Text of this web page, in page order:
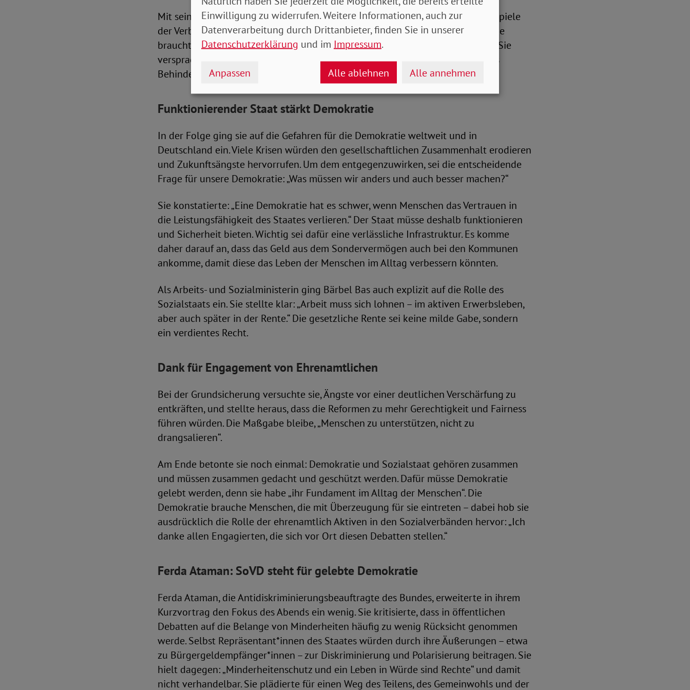
Mit seinem Einsatz gegen Diskriminierung und für eine gerechte Gesellschaft spiele
der Verband eine große Rolle in der Demokratie. Dabei betonte sie: „Demokratie
braucht Inklusion, und Demokratie braucht Demokratinnen und Demokraten.“ Sie
versprach in diesem Zusammenhang, sich weiter für eine wirksame Reform des
Behindertengleichstellungsgesetzes einzusetzen.
Funktionierender Staat stärkt Demokratie
In der Folge ging sie auf die Gefahren für die Demokratie weltweit und in
Deutschland ein. Viele Krisen würden den gesellschaftlichen Zusammenhalt erodieren
und Zukunftsängste hervorrufen. Um dem entgegenzuwirken, sei die entscheidende
Frage für unsere Demokratie: „Was müssen wir anders und auch besser machen?“
Sie konstatierte: „Eine Demokratie hat es schwer, wenn Menschen das Vertrauen in
die Leistungsfähigkeit des Staates verlieren.“ Der Staat müsse deshalb funktionieren
und Sicherheit bieten. Wichtig sei dafür eine verlässliche Infrastruktur. Es komme
daher darauf an, dass das Geld aus dem Sondervermögen auch bei den Kommunen
ankomme, damit diese das Leben der Menschen im Alltag verbessern könnten.
Als Arbeits- und Sozialministerin ging Bärbel Bas auch explizit auf die Rolle des
Sozialstaats ein. Sie stellte klar: „Arbeit muss sich lohnen – im aktiven Erwerbsleben,
aber auch später in der Rente.“ Die gesetzliche Rente sei keine milde Gabe, sondern
ein verdientes Recht.
Dank für Engagement von Ehrenamtlichen
Bei der Grundsicherung versuchte sie, Ängste vor einer deutlichen Verschärfung zu
entkräften, und stellte heraus, dass die Reformen zu mehr Gerechtigkeit und Fairness
führen würden. Die Maßgabe bleibe, „Menschen zu unterstützen, nicht zu
drangsalieren“.
Am Ende betonte sie noch einmal: Demokratie und Sozialstaat gehören zusammen
und müssen zusammen gedacht und geschützt werden. Dafür müsse Demokratie
gelebt werden, denn sie habe „ihr Fundament im Alltag der Menschen“. Die
Demokratie brauche Menschen, die mit Überzeugung für sie eintreten – dabei hob sie
ausdrücklich die Rolle der ehrenamtlich Aktiven in den Sozialverbänden hervor: „Ich
danke allen Engagierten, die sich vor Ort diesen Debatten stellen.“
Ferda Ataman: SoVD steht für gelebte Demokratie
Ferda Ataman, die Antidiskriminierungsbeauftragte des Bundes, erweiterte in ihrem
Kurzvortrag den Fokus des Abends ein wenig. Sie kritisierte, dass in öffentlichen
Debatten auf die Belange von Minderheiten häufig zu wenig Rücksicht genommen
werde. Selbst Repräsentant*innen des Staates würden durch ihre Äußerungen – etwa
zu Bürgergeldempfänger*innen – zur Diskriminierung und Polarisierung beitragen. Sie
hielt dagegen: „Minderheitenschutz und ein Leben in Würde sind Rechte“ und damit
nicht verhandelbar. Sie plädierte für einen Weg des Teilens, des Gemeinwohls und der
Einwilligung zu widerrufen. Weitere Informationen, auch zur
Datenverarbeitung durch Drittanbieter, finden Sie in unserer
Datenschutzerklärung und im Impressum.
Anpassen Alle ablehnen Alle annehmen